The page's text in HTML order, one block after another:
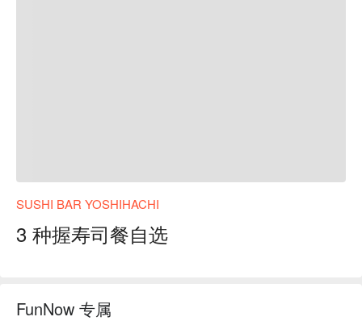
SUSHI BAR YOSHIHACHI
3 种握寿司餐自选
FunNow 专属